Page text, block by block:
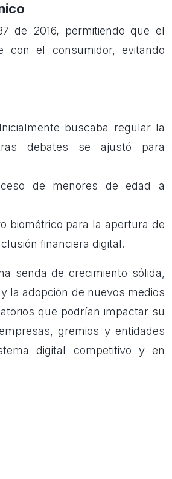
de 2016, permitiendo que el
con el consumidor, evitando
buscaba regular la
debates se ajustó para
de menores de edad a
biométrico para la apertura de
financiera digital.
senda de crecimiento sólida,
la adopción de nuevos medios
que podrían impactar su
gremios y entidades
digital competitivo y en